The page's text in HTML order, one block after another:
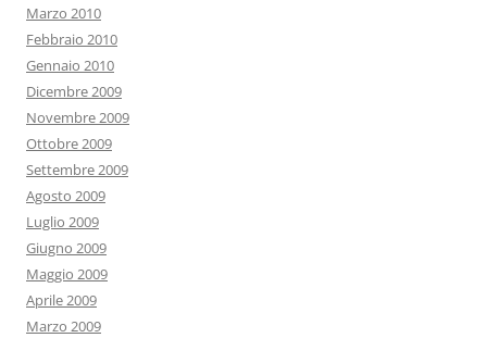
Marzo 2010
Febbraio 2010
Gennaio 2010
Dicembre 2009
Novembre 2009
Ottobre 2009
Settembre 2009
Agosto 2009
Luglio 2009
Giugno 2009
Maggio 2009
Aprile 2009
Marzo 2009